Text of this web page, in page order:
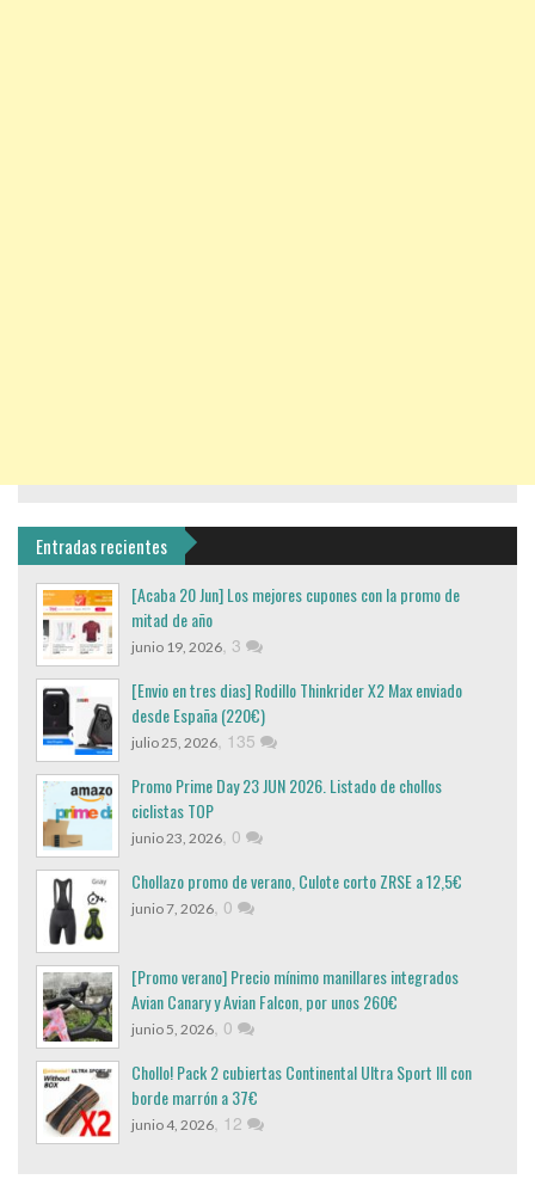
Entradas recientes
[Acaba 20 Jun] Los mejores cupones con la promo de
mitad de año
junio 19, 2026 3
[Envio en tres dias] Rodillo Thinkrider X2 Max enviado
desde España (220€)
julio 25, 2026 135
Promo Prime Day 23 JUN 2026. Listado de chollos
ciclistas TOP
junio 23, 2026 0
Chollazo promo de verano, Culote corto ZRSE a 12,5€
junio 7, 2026 0
[Promo verano] Precio mínimo manillares integrados
Avian Canary y Avian Falcon, por unos 260€
junio 5, 2026 0
Chollo! Pack 2 cubiertas Continental Ultra Sport III con
borde marrón a 37€
junio 4, 2026 12